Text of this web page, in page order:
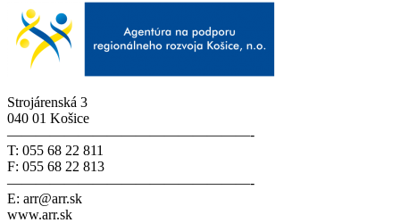
Strojárenská 3
040 01 Košice
—————————————————-
T: 055 68 22 811
F: 055 68 22 813
—————————————————-
E: arr@arr.sk
www.arr.sk